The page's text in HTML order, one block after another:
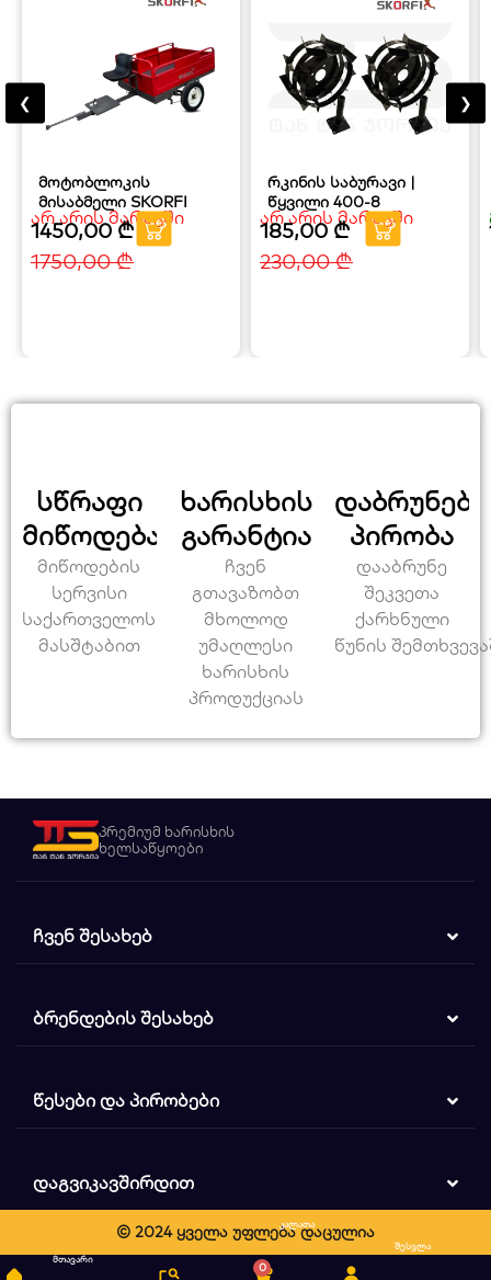
მოტობლოკის
მისაბმელი SKORFI
არ არის მარაგში
1450,00₾
1750,00₾
რკინის საბურავი |
წყვილი 400-8
არ არის მარაგში
185,00₾
230,00₾
❮ ❯
სწრაფი
მიწოდება
მიწოდების
სერვისი
საქართველოს
მასშტაბით
ხარისხის
გარანტია
ჩვენ
გთავაზობთ
მხოლოდ
უმაღლესი
ხარისხის
პროდუქციას
პირობა
დააბრუნე
შეკვეთა
ქარხნული
წუნის
პრემიუმ ხარისხის
ხელსაწყოები
ᲩᲕᲔᲜ ᲨᲔᲡᲐᲮᲔᲑ
ᲑᲠᲔᲜᲓᲔᲑᲘᲡ ᲨᲔᲡᲐᲮᲔᲑ
ᲬᲔᲡᲔᲑᲘ ᲓᲐ ᲞᲘᲠᲝᲑᲔᲑᲘ
ᲓᲐᲒᲕᲘᲙᲐᲕᲨᲘᲠᲓᲘᲗ
© 2024 ყველა უფლება დაცულია
მთავარი
ძიება
0
კალათა
შესვლა